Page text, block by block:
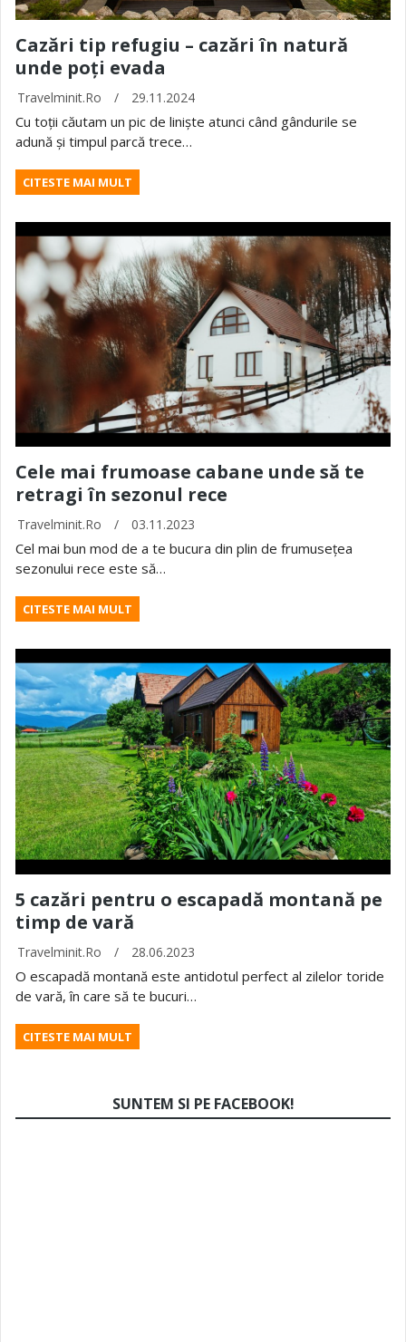
Cazări tip refugiu – cazări în natură
unde poți evada
Travelminit.ro / 29.11.2024
Cu toții căutam un pic de liniște atunci când gândurile se
adună și timpul parcă trece…
CITESTE MAI MULT
Cele mai frumoase cabane unde să te
retragi în sezonul rece
Travelminit.ro / 03.11.2023
Cel mai bun mod de a te bucura din plin de frumusețea
sezonului rece este să…
CITESTE MAI MULT
5 cazări pentru o escapadă montană pe
timp de vară
Travelminit.ro / 28.06.2023
O escapadă montană este antidotul perfect al zilelor toride
de vară, în care să te bucuri…
CITESTE MAI MULT
SUNTEM SI PE FACEBOOK!